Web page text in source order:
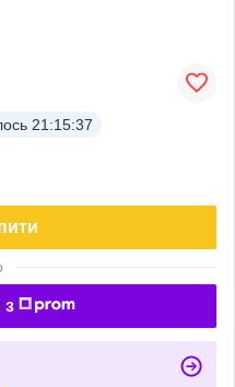
21:15:36
з